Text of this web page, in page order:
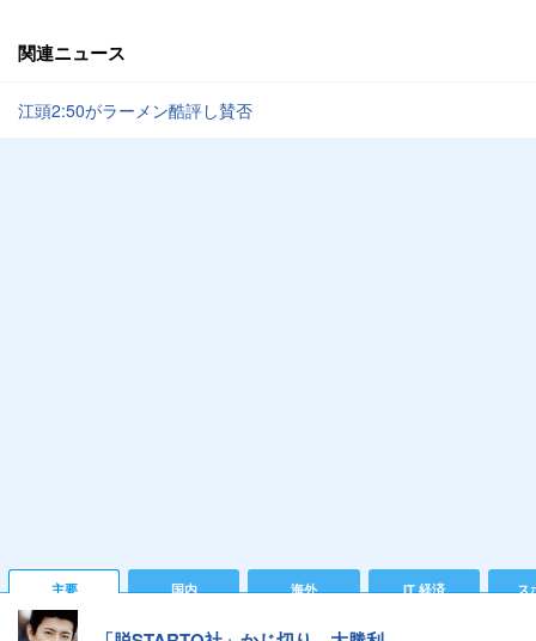
関連ニュース
江頭2:50がラーメン酷評し賛否
主要 国内 海外 IT 経済 ス